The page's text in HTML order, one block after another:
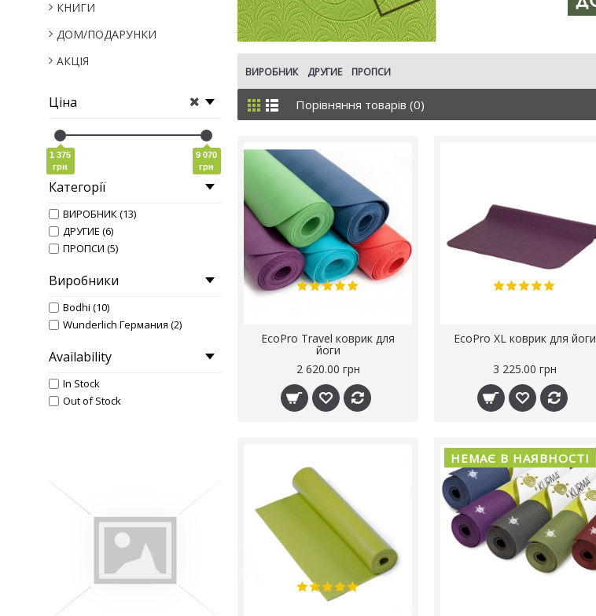
КНИГИ
ДОМ/ПОДАРУНКИ
АКЦІЯ
Ціна
1 375
грн
9 070
грн
Категорії
ВИРОБНИК (13)
ДРУГИЕ (6)
ПРОПСИ (5)
Виробники
Bodhi (10)
Wunderlich Германия (2)
Availability
In Stock
Out of Stock
ВИРОБНИК ДРУГИЕ ПРОПСИ
Порівняння товарів (0)
EcoPro Travel коврик для
йоги
2 620.00 грн
EcoPro XL коврик для йоги
3 225.00 грн
НЕМАЄ В НАЯВНОСТІ